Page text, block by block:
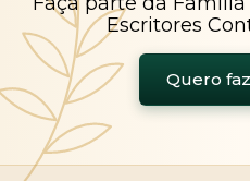
Escritores
Quero